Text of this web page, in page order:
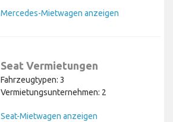
Mercedes-Mietwagen anzeigen
Seat Vermietungen
Fahrzeugtypen: 3
Vermietungsunternehmen: 2
Seat-Mietwagen anzeigen